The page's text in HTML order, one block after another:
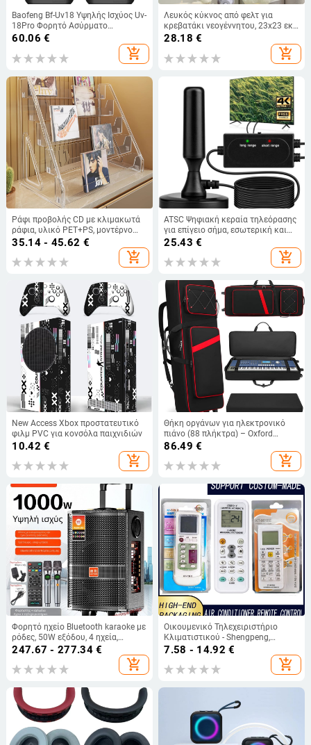
Baofeng Bf-Uv18 Υψηλής Ισχύος Uv-
18Pro Φορητό Ασύρματο
Τηλέφωνο Εξωτερικής Διακίνησης
60.06 €
add_shopping_cart
Λευκός κύκνος από φελτ για
κρεβατάκι νεογέννητου, 23x23 εκ,
χειροποίητο αιωρούμενο
28.18 €
add_shopping_cart
Ράφι προβολής CD με κλιμακωτά
ράφια, υλικό PET+PS, μοντέρνο
μινιμαλιστικό στυλ, μάρκα
2300026402766717697,
35.14 - 45.62 €
add_shopping_cart
ATSC Ψηφιακή κεραία τηλεόρασης
για επίγειο σήμα, εσωτερική και
εξωτερική χρήση, λήψη HD DVB-T
25.43 €
add_shopping_cart
New Access Xbox προστατευτικό
φιλμ PVC για κονσόλα παιχνιδιών
10.42 €
add_shopping_cart
Θήκη οργάνων για ηλεκτρονικό
πιάνο (88 πλήκτρα) – Oxford
ύφασμα, επένδυση πολυεστέρα,
86.49 €
add_shopping_cart
Φορητό ηχείο Bluetooth karaoke με
ρόδες, 50W εξόδου, 4 ηχεία,
ενσωματωμένη μπαταρία (2000–
4000 mAh), Bluetooth 5.0, 20 Hz–
20 kHz
247.67 - 277.34€
add_shopping_cart
Οικουμενικό Τηλεχειριστήριο
Κλιματιστικού - Shengpeng,
μοντέλο 1028E, μηχανικό έλεγχο,
7.58 - 14.92 €
add_shopping_cart